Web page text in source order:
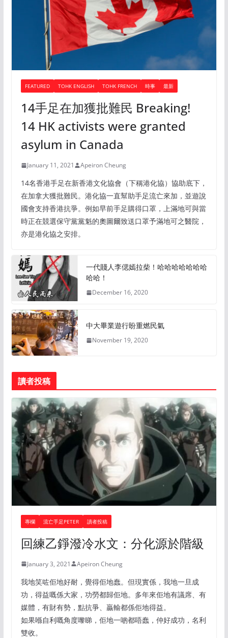
FEATURED TOHK ENGLISH TOHK FRENCH 時事 最新
14手足在加獲批難民 Breaking!
14 HK activists were granted
asylum in Canada
January 11, 2021 Apeiron Cheung
14名香港手足在新香港文化協會（下稱港化協）協助底下，
在加拿大獲批難民。港化協一直幫助手足流亡來加，並遊說
國會支持香港抗爭。例如早前手足購得口罩，上滿地可與當
時正在競選保守黨黨魁的奧圖爾致送口罩予滿地可之醫院，
亦是港化協之安排。
一代賤人李偲嫣拉柴！哈哈哈哈哈哈哈
哈哈！
December 16, 2020
中大畢業遊行盼重燃民氣
November 19, 2020
讀者投稿
專欄 流亡手足PETER 讀者投稿
回練乙錚潑冷水文：分化源於階級
January 3, 2021 Apeiron Cheung
我地笑咗佢地好耐，覺得佢地蠢。但現實係，我地一旦成
功，得益嘅係大家，功勞都歸佢地。多年來佢地有議席、有
媒體，有財有勢，點抗爭、贏輸都係佢地得益。
如果喺自利嘅角度嚟睇，佢地一啲都唔蠢，仲好成功，名利
雙收。